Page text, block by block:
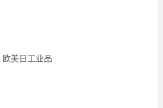
欧美日工业品